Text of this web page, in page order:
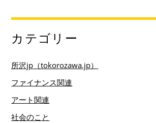
カテゴリー
所沢jp（tokorozawa.jp）
ファイナンス関連
アート関連
社会のこと